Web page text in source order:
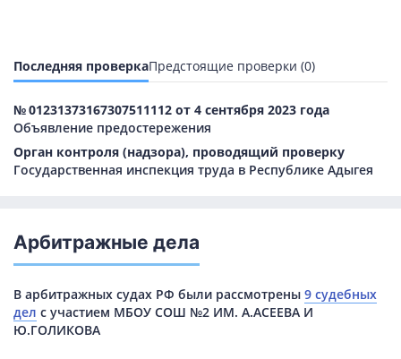
Последняя проверкаПредстоящие проверки (0)
№ 01231373167307511112 от 4 сентября 2023 года
Объявление предостережения
Орган контроля (надзора), проводящий проверку
Государственная инспекция труда в Республике Адыгея
Арбитражные дела
В арбитражных судах РФ были рассмотрены 9 судебных
дел с участием МБОУ СОШ №2 ИМ. А.АСЕЕВА И
Ю.ГОЛИКОВА